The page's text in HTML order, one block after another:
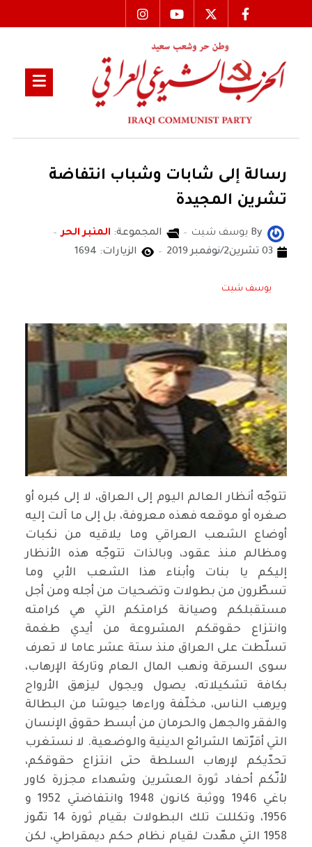
رسالة إلى شابات وشباب انتفاضة
تشرين المجيدة
By يوسف شيت المجموعة: المنبر الحر
03 تشرين2/نوفمبر 2019
الزيارات: 1694
يوسف شيت
تتوجّه أنظار العالم اليوم إلى العراق، لا إلى كبره أو
صغره أو موقعه فهذه معروفة، بل إلى ما آلت إليه
أوضاع الشعب العراقي وما يلاقيه من نكبات
ومظالم منذ عقود، وبالذات تتوجّه هذه الأنظار
إليكم يا بنات وأبناء هذا الشعب الأبي وما
تسطّرون من بطولات وتضحيات من أجله ومن أجل
مستقبلكم وصيانة كرامتكم التي هي كرامته
وانتزاع حقوقكم المشروعة من أيدي طغمة
تسلّطت على العراق منذ ستة عشر عاما لا تعرف
سوى السرقة ونهب المال العام وتاركة الإرهاب،
بكافة تشكيلاته، يصول ويجول ليزهق الأرواح
ويرهب الناس، مخلّفة وراءها جيوشا من البطالة
والفقر والجهل والحرمان من أبسط حقوق الإنسان
التي أقرّتها الشرائع الدينية والوضعية. لا نستغرب
تحدّيكم لإرهاب السلطة حتى انتزاع حقوقكم،
لأنّكم أحفاد ثورة العشرين وشهداء مجزرة كاور
باغي 1946 ووثبة كانون 1948 وانتفاضتي 1952 و
1956، وتكللت تلك البطولات بقيام ثورة 14 تمّوز
1958 التي مهّدت لقيام نظام حكم ديمقراطي، لكن